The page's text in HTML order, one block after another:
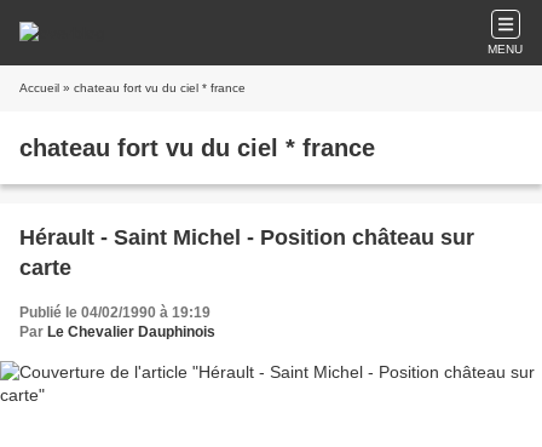
MENU
Accueil » chateau fort vu du ciel * france
chateau fort vu du ciel * france
Hérault - Saint Michel - Position château sur
carte
Publié le 04/02/1990 à 19:19
Par Le Chevalier Dauphinois